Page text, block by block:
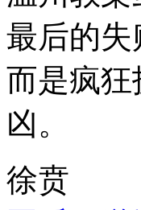
最后的
而是疯
凶。
徐贲